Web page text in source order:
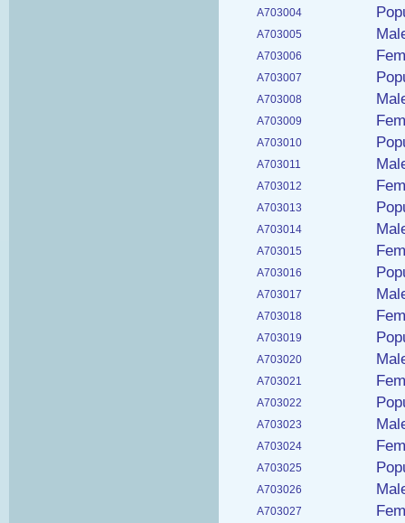
A703004
A703005
A703006
A703007
A703008
A703009
A703010
A703011
A703012
A703013
A703014
A703015
A703016
A703017
A703018
A703019
A703020
A703021
A703022
A703023
A703024
A703025
A703026
A703027